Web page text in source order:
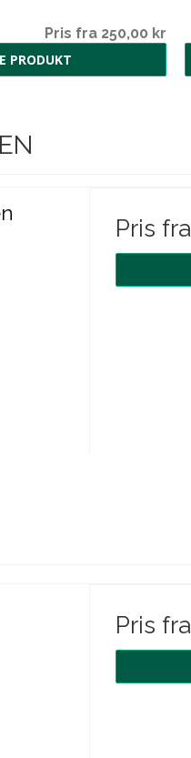
Pris fra 250,00 kr
PRODUKT
Pris fra
Pris fra